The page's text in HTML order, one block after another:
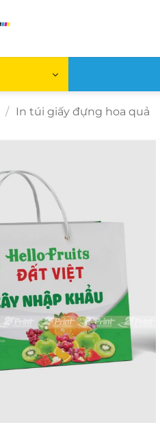
/ In túi giấy đựng hoa quả